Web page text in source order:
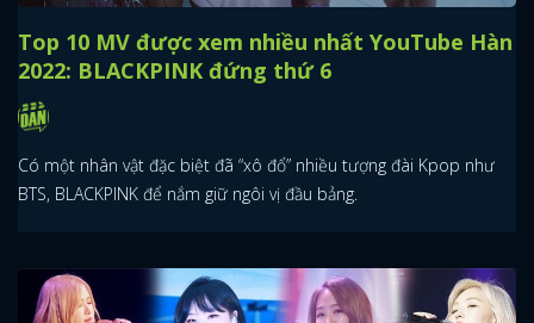
Top 10 MV được xem nhiều nhất YouTube Hàn
2022: BLACKPINK đứng thứ 6
Có một nhân vật đặc biệt đã “xô đổ” nhiều tượng đài Kpop như
BTS, BLACKPINK để nắm giữ ngôi vị đầu bảng.